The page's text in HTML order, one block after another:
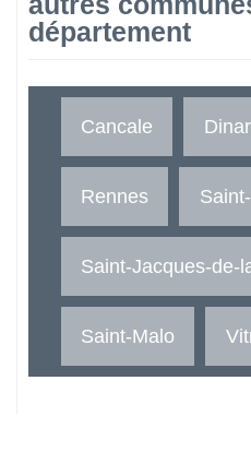
département
Cancale
Rennes
Saint-Jacques-de-
Saint-Malo